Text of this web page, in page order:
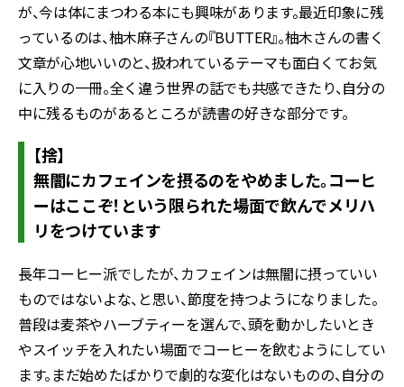
が、今は体にまつわる本にも興味があります。最近印象に残
っているのは、柚木麻子さんの『BUTTER』。柚木さんの書く
文章が心地いいのと、扱われているテーマも面白くてお気
に入りの一冊。全く違う世界の話でも共感できたり、自分の
中に残るものがあるところが読書の好きな部分です。
【捨】
無闇にカフェインを摂るのをやめました。コーヒ
ーはここぞ！という限られた場面で飲んでメリハ
リをつけています
長年コーヒー派でしたが、カフェインは無闇に摂っていい
ものではないよな、と思い、節度を持つようになりました。
普段は麦茶やハーブティーを選んで、頭を動かしたいとき
やスイッチを入れたい場面でコーヒーを飲むようにしてい
ます。まだ始めたばかりで劇的な変化はないものの、自分の